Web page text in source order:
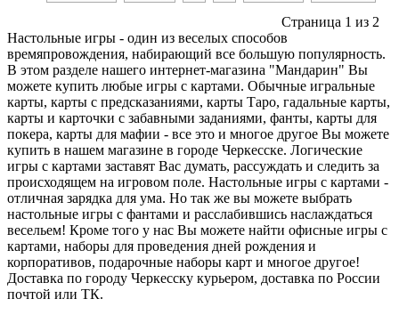
Страница 1 из 2
Настольные игры - один из веселых способов
времяпровождения, набирающий все большую популярность.
В этом разделе нашего интернет-магазина "Мандарин" Вы
можете купить любые игры с картами. Обычные игральные
карты, карты с предсказаниями, карты Таро, гадальные карты,
карты и карточки с забавными заданиями, фанты, карты для
покера, карты для мафии - все это и многое другое Вы можете
купить в нашем магазине в городе Черкесске. Логические
игры с картами заставят Вас думать, рассуждать и следить за
происходящем на игровом поле. Настольные игры с картами -
отличная зарядка для ума. Но так же вы можете выбрать
настольные игры с фантами и расслабившись наслаждаться
весельем! Кроме того у нас Вы можете найти офисные игры с
картами, наборы для проведения дней рождения и
корпоративов, подарочные наборы карт и многое другое!
Доставка по городу Черкесску курьером, доставка по России
почтой или ТК.